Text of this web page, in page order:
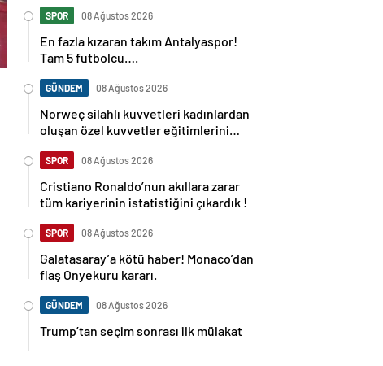
SPOR 08 Ağustos 2026
En fazla kızaran takım Antalyaspor!
Tam 5 futbolcu….
GÜNDEM 08 Ağustos 2026
Norweç silahlı kuvvetleri kadınlardan
oluşan özel kuvvetler eğitimlerini
SPOR 08 Ağustos 2026
Cristiano Ronaldo’nun akıllara zarar
tüm kariyerinin istatistiğini çıkardık !
SPOR 08 Ağustos 2026
Galatasaray’a kötü haber! Monaco’dan
flaş Onyekuru kararı.
GÜNDEM 08 Ağustos 2026
Trump’tan seçim sonrası ilk mülakat